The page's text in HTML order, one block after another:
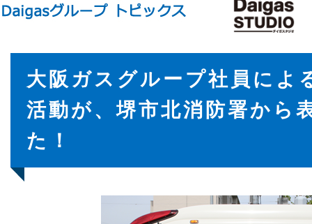
大阪ガスグループ社員によ
活動が、堺市北消防署から
た！